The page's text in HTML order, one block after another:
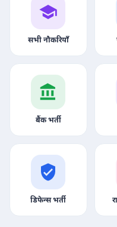
सभी नौकरियाँ
बैंक भर्ती
डिफेन्स भर्ती